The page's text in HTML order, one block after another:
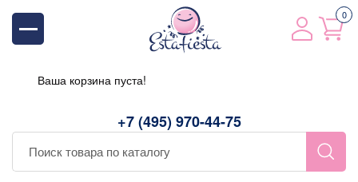
+7 (495) 970-44-75
0
Ваша корзина пуста!